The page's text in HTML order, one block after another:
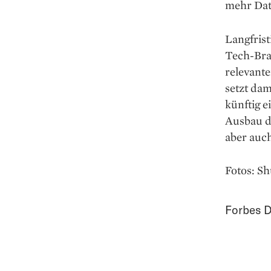
mehr
Tech-
setzt
künftig
Ausbau
aber
Fotos:
Forbes